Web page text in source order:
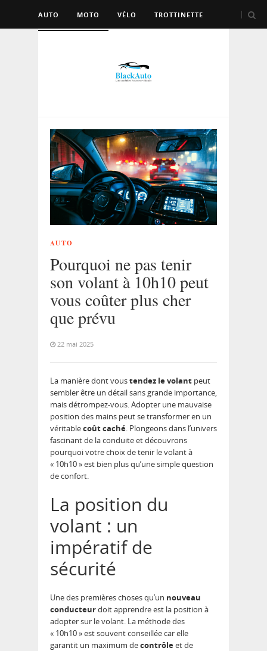
AUTO MOTO VÉLO TROTTINETTE
AUTO
Pourquoi ne pas tenir
son volant à 10h10 peut
vous coûter plus cher
que prévu
22 mai 2025
La manière dont voustendez le volant peut
sembler être un détail sans grande importance,
mais détrompez-vous. Adopter une mauvaise
position des mains peut se transformer en un
véritablecoût caché. Plongeons dans l’univers
fascinant de la conduite et découvrons
pourquoi votre choix de tenir le volant à
« 10h10 » est bien plus qu’une simple question
de confort.
La position du
volant : un
impératif de
sécurité
Une des premières choses qu’un nouveau
conducteurdoit apprendre est la position à
adopter sur le volant. La méthode des
« 10h10 » est souvent conseillée car elle
garantit un maximum decontrôleet de